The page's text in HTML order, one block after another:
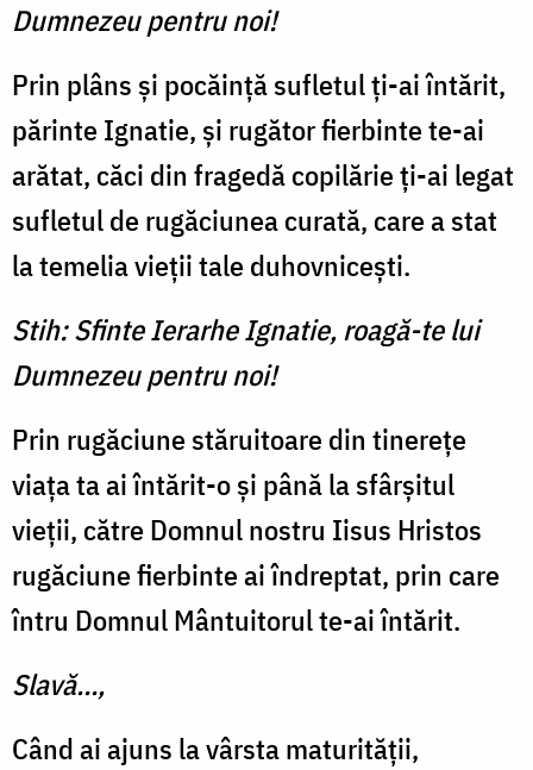
Dumnezeu pentru noi!
Prin plâns și pocăință sufletul ți-ai întărit,
părinte Ignatie, și rugător fierbinte te-ai
arătat, căci din fragedă copilărie ți-ai legat
sufletul de rugăciunea curată, care a stat
la temelia vieții tale duhovnicești.
Stih: Sfinte Ierarhe Ignatie, roagă-te lui
Dumnezeu pentru noi!
Prin rugăciune stăruitoare din tinerețe
viața ta ai întărit-o și până la sfârșitul
vieții, către Domnul nostru Iisus Hristos
rugăciune fierbinte ai îndreptat, prin care
întru Domnul Mântuitorul te-ai întărit.
Slavă…,
Când ai ajuns la vârsta maturității,